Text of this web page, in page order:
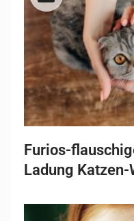
Furios-
Ladung Katzen-